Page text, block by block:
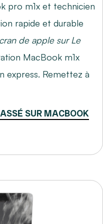
pro m1x et technicien
rapide et durable
de apple sur Le
MacBook m1x
express. Remettez à
SUR MACBOOK